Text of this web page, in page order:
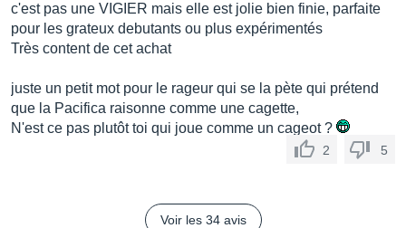
c'est pas une VIGIER mais elle est jolie bien finie, parfaite
pour les grateux debutants ou plus expérimentés
Très content de cet achat
juste un petit mot pour le rageur qui se la pète qui prétend
que la Pacifica raisonne comme une cagette,
N'est ce pas plutôt toi qui joue comme un cageot ?
2 5
Voir les 34 avis